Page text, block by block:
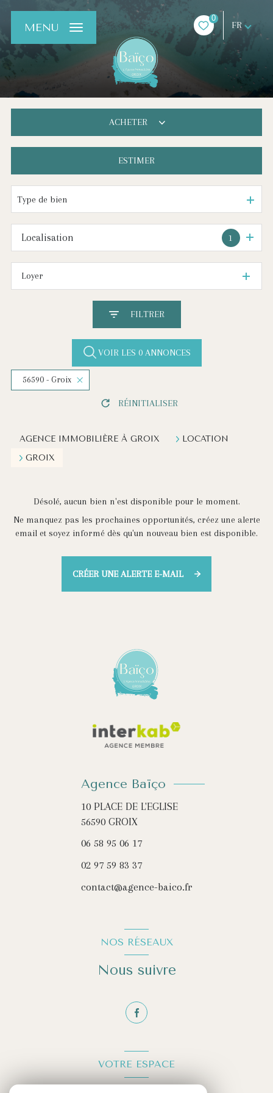
0
FR
MENU
ACHETER
De l'immo pro
ESTIMER
Type de bien
1
Localisation
Loyer
FILTRER
VOIR LES 0ANNONCES
56590 - Groix
RÉINITIALISER
AGENCE IMMOBILIÈRE À GROIX LOCATION
GROIX
Désolé, aucun bien n'est disponible pour le moment.
Ne manquez pas les prochaines opportunités, créez une alerte
email et soyez informé dès qu'un nouveau bien est disponible.
CRÉER UNE ALERTE E-MAIL
Agence Baïço
10 PLACE DE L'EGLISE
56590 GROIX
06 58 95 06 17
02 97 59 83 37
contact@agence-baico.fr
NOS RÉSEAUX
Nous suivre
VOTRE ESPACE